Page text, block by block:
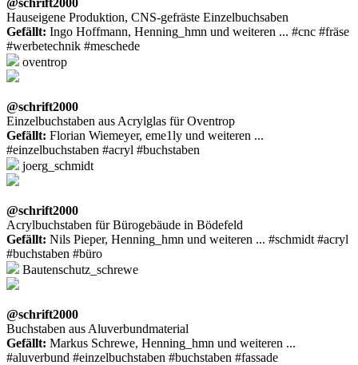
Hauseigene Produktion, CNS-gefräste Einzelbuchsaben
Gefällt: Ingo Hoffmann, Henning_hmn und weiteren ... #cnc #fräse
#werbetechnik #meschede
oventrop
@schrift2000
Einzelbuchstaben aus Acrylglas für Oventrop
Gefällt: Florian Wiemeyer, eme1ly und weiteren ...
#einzelbuchstaben #acryl #buchstaben
joerg_schmidt
@schrift2000
Acrylbuchstaben für Bürogebäude in Bödefeld
Gefällt: Nils Pieper, Henning_hmn und weiteren ... #schmidt #acryl
#buchstaben #büro
Bautenschutz_schrewe
@schrift2000
Buchstaben aus Aluverbundmaterial
Gefällt: Markus Schrewe, Henning_hmn und weiteren ...
#aluverbund #einzelbuchstaben #buchstaben #fassade